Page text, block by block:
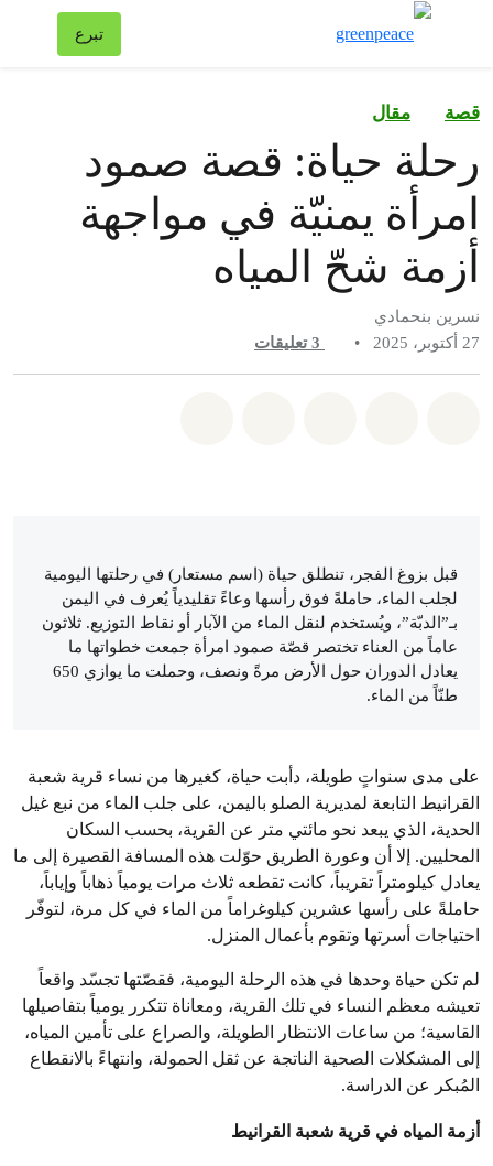
تبرع
قصة مقال
رحلة حياة: قصة صمود
امرأة يمنيّة في مواجهة
أزمة شحّ المياه
نسرين بنحمادي
27 أكتوبر، 2025
•
3 تعليقات
قبل بزوغ الفجر، تنطلق حياة (اسم مستعار) في رحلتها اليومية
لجلب الماء، حاملةً فوق رأسها وعاءً تقليدياً يُعرف في اليمن
بـ”الدبّة”، ويُستخدم لنقل الماء من الآبار أو نقاط التوزيع. ثلاثون
عاماً من العناء تختصر قصّة صمود امرأة جمعت خطواتها ما
يعادل الدوران حول الأرض مرةً ونصف، وحملت ما يوازي 650
طنّاً من الماء.
على مدى سنواتٍ طويلة، دأبت حياة، كغيرها من نساء قرية شعبة
القرانيط التابعة لمديرية الصلو باليمن، على جلب الماء من نبع غيل
الحدية، الذي يبعد نحو مائتي متر عن القرية، بحسب السكان
المحليين. إلا أن وعورة الطريق حوّلت هذه المسافة القصيرة إلى ما
يعادل كيلومتراً تقريباً، كانت تقطعه ثلاث مرات يومياً ذهاباً وإياباً،
حاملةً على رأسها عشرين كيلوغراماً من الماء في كل مرة، لتوفّر
احتياجات أسرتها وتقوم بأعمال المنزل.
لم تكن حياة وحدها في هذه الرحلة اليومية، فقصّتها تجسّد واقعاً
تعيشه معظم النساء في تلك القرية، ومعاناة تتكرر يومياً بتفاصيلها
القاسية؛ من ساعات الانتظار الطويلة، والصراع على تأمين المياه،
إلى المشكلات الصحية الناتجة عن ثقل الحمولة، وانتهاءً بالانقطاع
المُبكر عن الدراسة.
أزمة المياه في قرية شعبة القرانيط